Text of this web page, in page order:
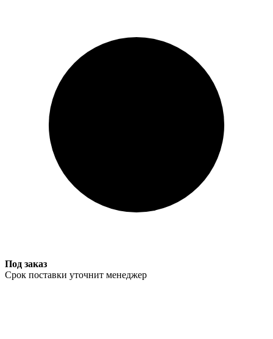
Под заказ
Срок поставки уточнит менеджер